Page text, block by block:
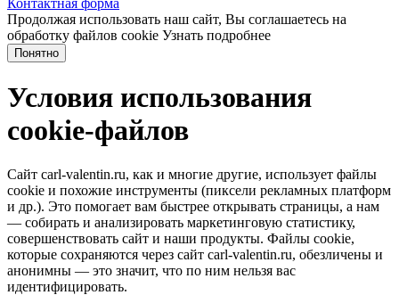
Продолжая использовать наш сайт, Вы соглашаетесь на
обработку файлов cookie Узнать подробнее
Понятно
Условия использования
cookie-файлов
Сайт carl-valentin.ru, как и многие другие, использует файлы
cookie и похожие инструменты (пиксели рекламных платформ
и др.). Это помогает вам быстрее открывать страницы, а нам
— собирать и анализировать маркетинговую статистику,
совершенствовать сайт и наши продукты. Файлы сookie,
которые сохраняются через сайт carl-valentin.ru, обезличены и
анонимны — это значит, что по ним нельзя вас
идентифицировать.